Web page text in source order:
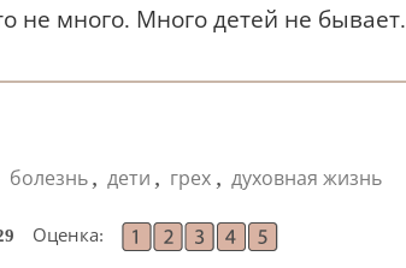
не много. Много детей не бывает.
болезнь , дети , грех , духовная жизнь
Оценка: